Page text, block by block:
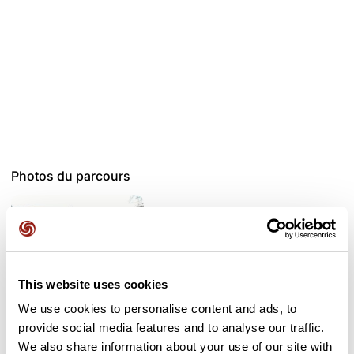
This website uses cookies
We use cookies to personalise content and ads, to
provide social media features and to analyse our traffic.
We also share information about your use of our site with
Photos du parcours